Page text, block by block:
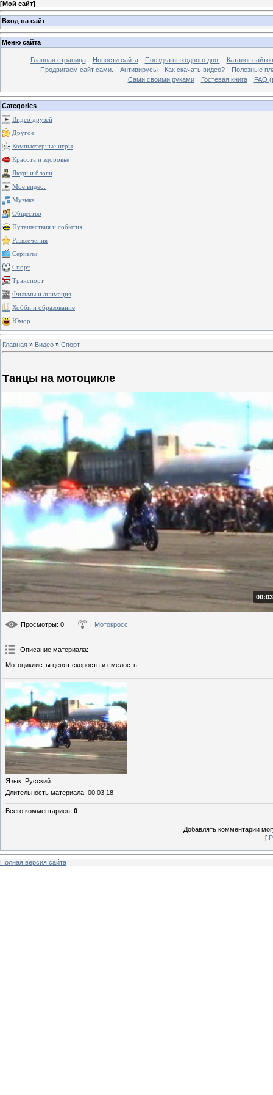
[Мой сайт]
Вход на сайт
Меню сайта
Главная страница Новости сайта Поездка выходного дня.
Каталог сайтов
Продвигаем сайт сами.
Антивирусы Как скачать видео?
Полезные
Сами своими руками
Гостевая книга FAQ
Categories
Видео друзей
Другое
Компьютерные игры
Красота и здоровье
Люди и блоги
Мое видео.
Музыка
Общество
Путешествия и события
Развлечения
Сериалы
Спорт
Транспорт
Фильмы и анимация
Хобби и образование
Юмор
Главная » Видео » Спорт
Танцы на мотоцикле
Просмотры: 0 Мотокросс
Описание материала:
Мотоциклисты ценят скорость и смелость.
Язык: Русский
Длительность материала: 00:03:18
Всего комментариев: 0
Добавлять комментарии
[
Полная версия сайта